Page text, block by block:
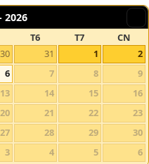
2026
T6 T7
CN
30 31 1
2
6 7 8
9
13 14 15
16
20 21 22
23
27 28 29
30
3 4 5 6